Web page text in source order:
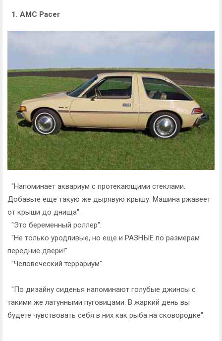
1. AMC Pacer
"Напоминает аквариум с протекающими стеклами.
Добавьте еще такую же дырявую крышу. Машина ржавеет
от крыши до днища".
"Это беременный роллер".
"Не только уродливые, но еще и РАЗНЫЕ по размерам
передние двери!"
"Человеческий террариум".
"По дизайну сиденья напоминают голубые джинсы с
такими же латунными пуговицами. В жаркий день вы
будете чувствовать себя в них как рыба на сковородке".